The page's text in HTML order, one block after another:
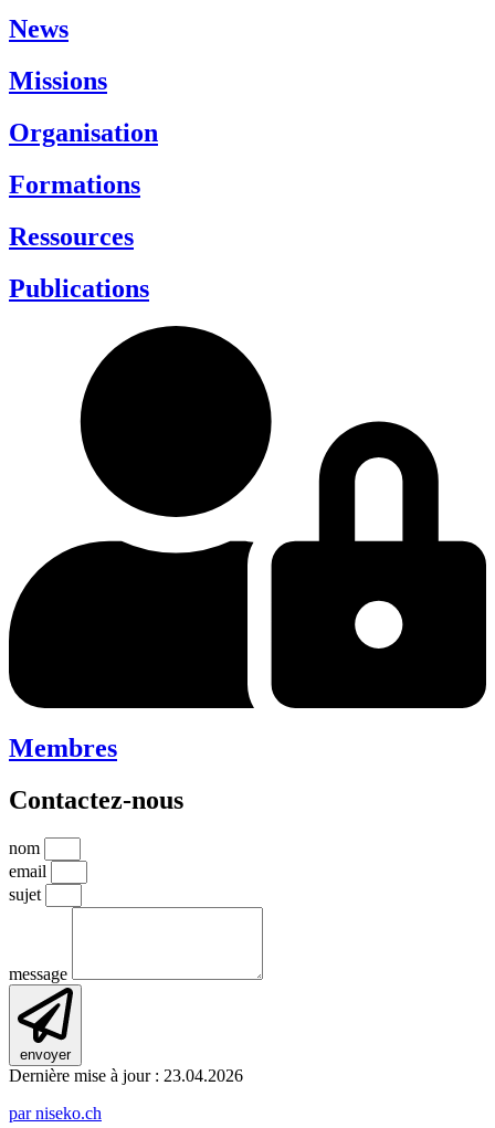
News
Missions
Organisation
Formations
Ressources
Publications
Membres
Contactez-nous
nom
email
sujet
message
envoyer
Dernière mise à jour : 23.04.2026
par niseko.ch